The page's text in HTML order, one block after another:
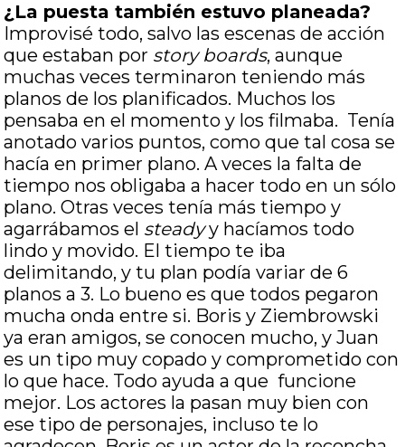
¿La puesta también estuvo planeada?
Improvisé todo, salvo las escenas de acción
que estaban por story boards, aunque
muchas veces terminaron teniendo más
planos de los planificados. Muchos los
pensaba en el momento y los filmaba. Tenía
anotado varios puntos, como que tal cosa se
hacía en primer plano. A veces la falta de
tiempo nos obligaba a hacer todo en un sólo
plano. Otras veces tenía más tiempo y
agarrábamos el steadyy hacíamos todo
lindo y movido. El tiempo te iba
delimitando, y tu plan podía variar de 6
planos a 3. Lo bueno es que todos pegaron
mucha onda entre si. Boris y Ziembrowski
ya eran amigos, se conocen mucho, y Juan
es un tipo muy copado y comprometido con
lo que hace. Todo ayuda a que funcione
mejor. Los actores la pasan muy bien con
ese tipo de personajes, incluso te lo